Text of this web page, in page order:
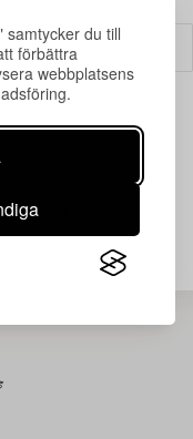
samtycker du till
förbättra
webbplatsens
just nu.